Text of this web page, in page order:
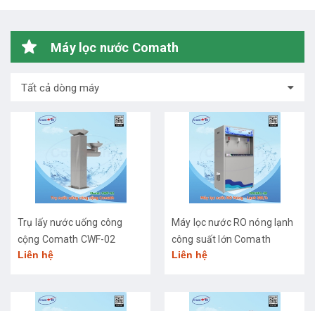
Máy lọc nước Comath
Tất cả dòng máy
Trụ lấy nước uống công
cộng Comath CWF-02
Liên hệ
Máy lọc nước RO nóng lạnh
công suất lớn Comath
CM2681-50
Liên hệ